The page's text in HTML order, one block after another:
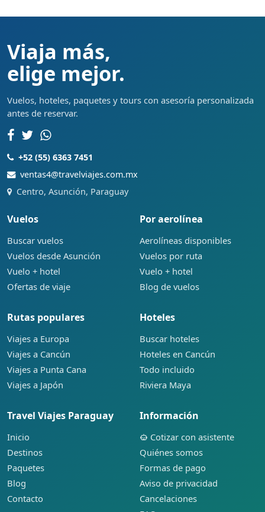
Viaja más,
elige mejor.
Vuelos, hoteles, paquetes y tours con asesoría personalizada
antes de reservar.
+52 (55) 6363 7451
ventas4@travelviajes.com.mx
Centro, Asunción, Paraguay
Vuelos
Buscar vuelos
Vuelos desde Asunción
Vuelo + hotel
Ofertas de viaje
Por aerolínea
Aerolíneas disponibles
Vuelos por ruta
Vuelo + hotel
Blog de vuelos
Rutas populares
Viajes a Europa
Viajes a Cancún
Viajes a Punta Cana
Viajes a Japón
Hoteles
Buscar hoteles
Hoteles en Cancún
Todo incluido
Riviera Maya
Travel Viajes Paraguay
Inicio
Destinos
Paquetes
Blog
Contacto
Información
Cotizar con asistente
Quiénes somos
Formas de pago
Aviso de privacidad
Cancelaciones